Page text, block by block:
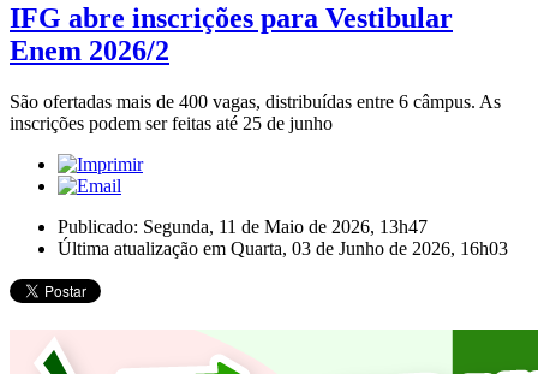
IFG abre inscrições para Vestibular
Enem 2026/2
São ofertadas mais de 400 vagas, distribuídas entre 6 câmpus. As
inscrições podem ser feitas até 25 de junho
Publicado: Segunda, 11 de Maio de 2026, 13h47
Última atualização em Quarta, 03 de Junho de 2026, 16h03